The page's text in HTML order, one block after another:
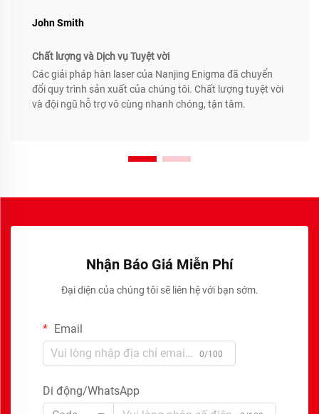
John Smith
Chất lượng và Dịch vụ Tuyệt vời
Các giải pháp hàn laser của Nanjing Enigma đã chuyển
đổi quy trình sản xuất của chúng tôi. Chất lượng tuyệt vời
và đội ngũ hỗ trợ vô cùng nhanh chóng, tận tâm.
Nhận Báo Giá Miễn Phí
Đại diện của chúng tôi sẽ liên hệ với bạn sớm.
Email
0/100
Di động/WhatsApp